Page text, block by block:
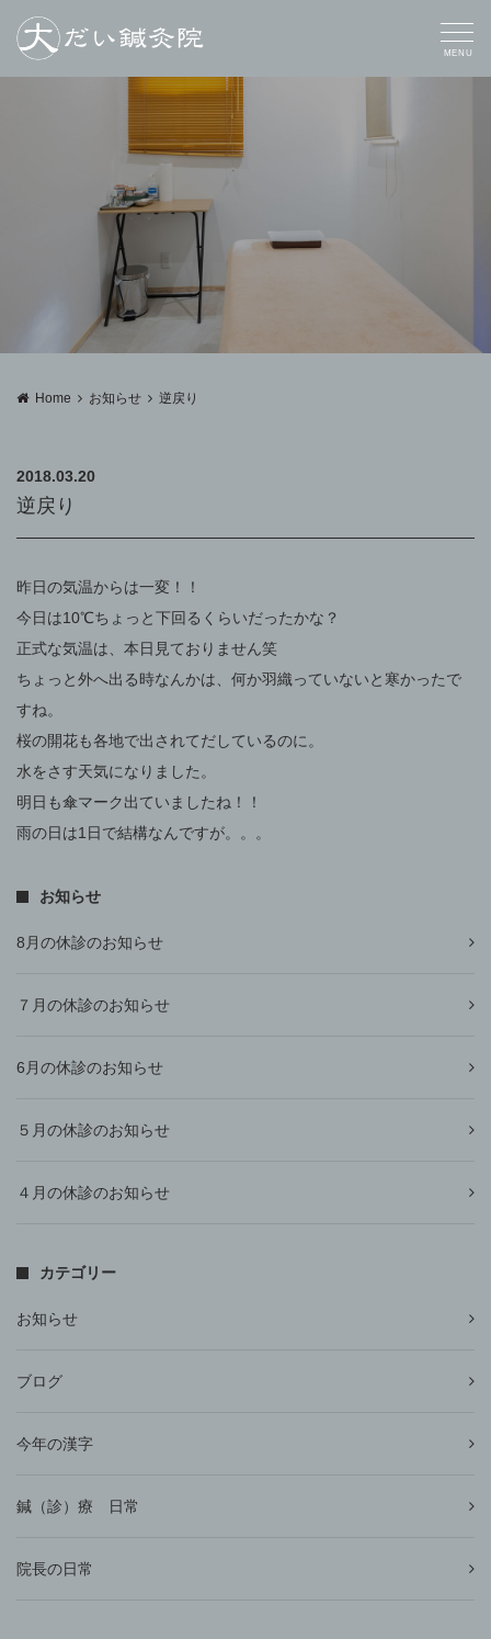
MENU
Home お知らせ 逆戻り
2018.03.20
逆戻り
昨日の気温からは一変！！
今日は10℃ちょっと下回るくらいだったかな？
正式な気温は、本日見ておりません笑
ちょっと外へ出る時なんかは、何か羽織っていないと寒かったで
すね。
桜の開花も各地で出されてだしているのに。
水をさす天気になりました。
明日も傘マーク出ていましたね！！
雨の日は1日で結構なんですが。。。
お知らせ
8月の休診のお知らせ
７月の休診のお知らせ
6月の休診のお知らせ
５月の休診のお知らせ
４月の休診のお知らせ
カテゴリー
お知らせ
ブログ
今年の漢字
鍼（診）療 日常
院長の日常